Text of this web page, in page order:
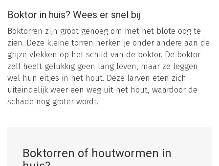
Boktor in huis? Wees er snel bij
Boktorren zijn groot genoeg om met het blote oog te
zien. Deze kleine torren herken je onder andere aan de
grijze vlekken op het schild van de boktor. De boktor
zelf heeft gelukkig geen lang leven, maar ze leggen
wel hun eitjes in het hout. Deze larven eten zich
uiteindelijk weer een weg uit het hout, waardoor de
schade nog groter wordt.
Boktorren of houtwormen in